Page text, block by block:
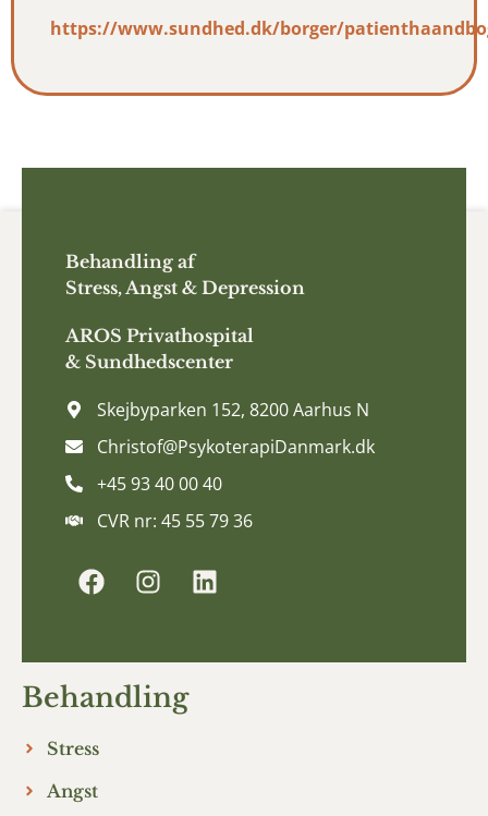
https://www.sundhed.dk/borger/
Behandling af
Stress, Angst & Depression
AROS Privathospital
& Sundhedscenter
Skejbyparken 152, 8200 Aarhus N
Christof@PsykoterapiDanmark.dk
+45 93 40 00 40
CVR nr: 45 55 79 36
Behandling
Stress
Angst